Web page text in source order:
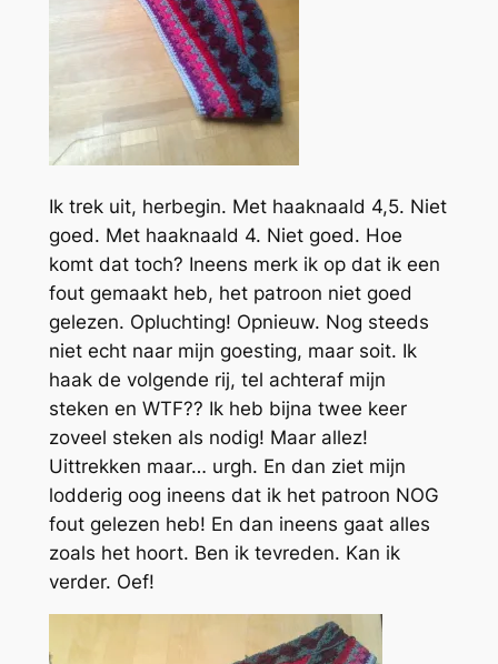
Ik trek uit, herbegin. Met haaknaald 4,5. Niet
goed. Met haaknaald 4. Niet goed. Hoe
komt dat toch? Ineens merk ik op dat ik een
fout gemaakt heb, het patroon niet goed
gelezen. Opluchting! Opnieuw. Nog steeds
niet echt naar mijn goesting, maar soit. Ik
haak de volgende rij, tel achteraf mijn
steken en WTF?? Ik heb bijna twee keer
zoveel steken als nodig! Maar allez!
Uittrekken maar… urgh. En dan ziet mijn
lodderig oog ineens dat ik het patroon NOG
fout gelezen heb! En dan ineens gaat alles
zoals het hoort. Ben ik tevreden. Kan ik
verder. Oef!